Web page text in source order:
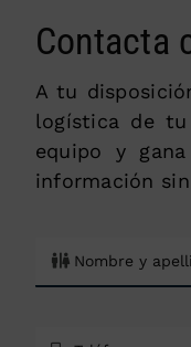
Contacta
A tu
logística de
equipo y
información